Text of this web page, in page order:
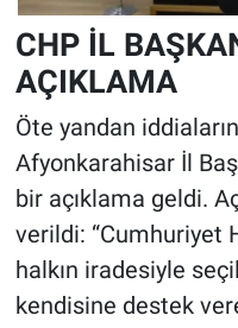
CHP İL
AÇIKLAMA
Öte yandan
Afyonkarahisar İl
bir açıklama geldi.
verildi: “Cumhuriyet
halkın iradesiyle
kendisine destek